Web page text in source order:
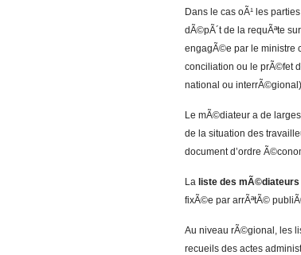
Dans le cas oÃ¹ les
dÃ©pÃ´t de la requÃªte
engagÃ©e par le ministre
conciliation ou le prÃ©fet
national ou
Le mÃ©diateur a de larges
de la situation des
document d’ordre
La liste des mÃ©diateurs
fixÃ©e par arrÃªtÃ©
Au niveau rÃ©gional, les
recueils des actes